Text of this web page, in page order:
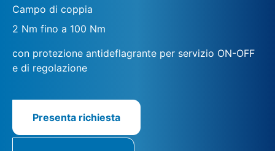
Campo di coppia
2 Nm fino a 100 Nm
con protezione antideflagrante per servizio ON-OFF
e di regolazione
Presenta richiesta